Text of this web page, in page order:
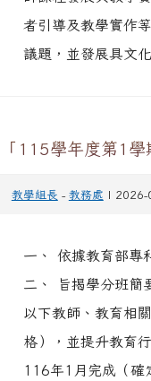
者引導及教學實作
議題，並發展具文
「115學年度第1學
教學組長 - 教務處 | 2026-
一、 依據教育部專
二、 旨揭學分班簡
以下教師、教育相
格），並提升教育
116年1月完成（確